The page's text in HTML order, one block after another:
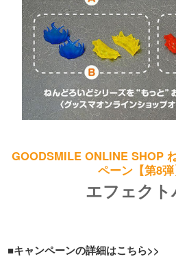
GOODSMILE ONLINE SHOP
ペーン【第8
エフェクト
■キャンペーンの詳細はこちら>>